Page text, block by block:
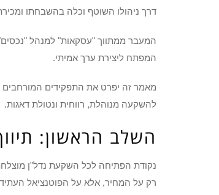
דרך ניהולו השוטף וכלה בהשבחתו
המעבר ממתווך "עסקאות" למנהל "נכסים"
המפתח ליצירת ערך אמיתי.
מאמר זה יפרט את התפקידים המורחבים
להשקעה מנוהלת, רווחית ונטולת דאגות.
השלב הראשון:
נקודת הפתיחה לכל השקעת נדל"ן
רק על המחיר, אלא על הפוטנציאל